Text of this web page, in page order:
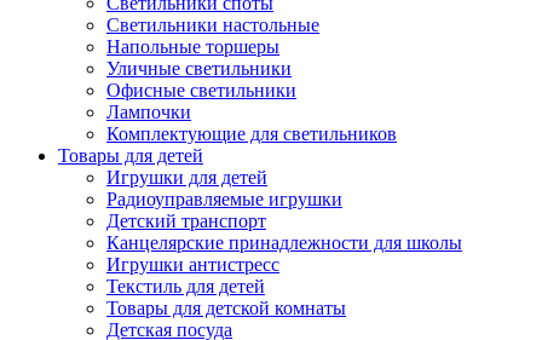
Светильники настольные
Напольные торшеры
Уличные светильники
Офисные светильники
Лампочки
Комплектующие для светильников
Товары для детей
Игрушки для детей
Радиоуправляемые игрушки
Детский транспорт
Канцелярские принадлежности для школы
Игрушки антистресс
Текстиль для детей
Товары для детской комнаты
Детская посуда